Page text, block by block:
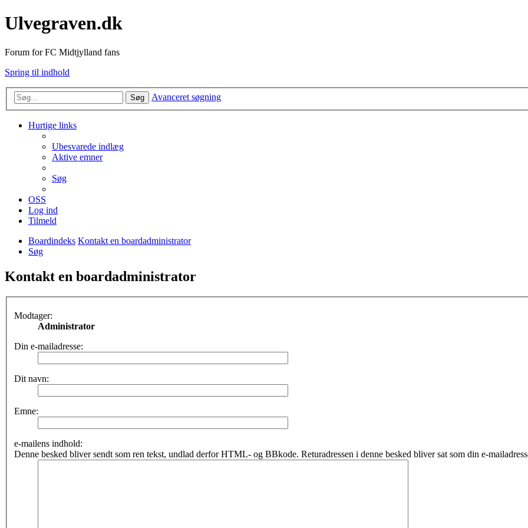
Ulvegraven.dk
Forum for FC Midtjylland fans
Spring til indhold
Søg Avanceret søgning
Hurtige links
Ubesvarede indlæg
Aktive emner
Søg
OSS
Log ind
Tilmeld
Boardindeks Kontakt en boardadministrator
Søg
Kontakt en boardadministrator
Modtager:
Administrator
Din e-mailadresse:
Dit navn:
Emne:
e-mailens indhold:
Denne besked bliver sendt som ren tekst, undlad derfor HTML- og BBkode. Returadressen i denne besked bliver sat som din e-